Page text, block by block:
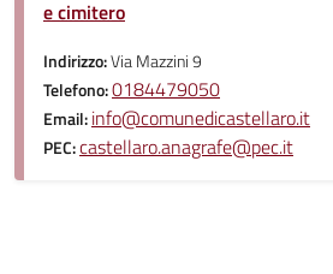
e cimitero
Indirizzo:Via Mazzini 9
Telefono:0184479050
Email:info@comunedicastellaro.it
PEC:castellaro.anagrafe@pec.it